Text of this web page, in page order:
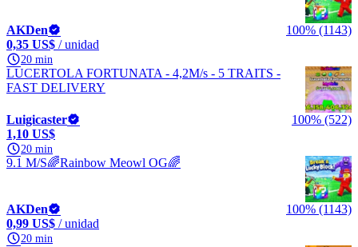
AKDen
100% (1143)
0,35 US$ / unidad
20 min
LUCERTOLA FORTUNATA - 4,2M/s - 5 TRAITS -
FAST DELIVERY
Luigicaster
100% (522)
1,10 US$
20 min
9.1 M/S🌈Rainbow Meowl OG🌈
AKDen
100% (1143)
0,99 US$ / unidad
20 min